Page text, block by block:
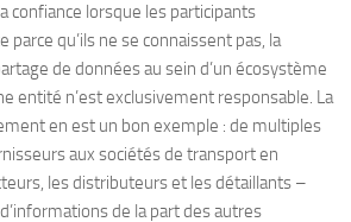
confiance lorsque les participants
parce qu’ils ne se connaissent pas, la
de données au sein d’un écosystème
entité n’est exclusivement responsable. La
en est un bon exemple : de multiples
aux sociétés de transport en
les distributeurs et les détaillants –
de la part des autres